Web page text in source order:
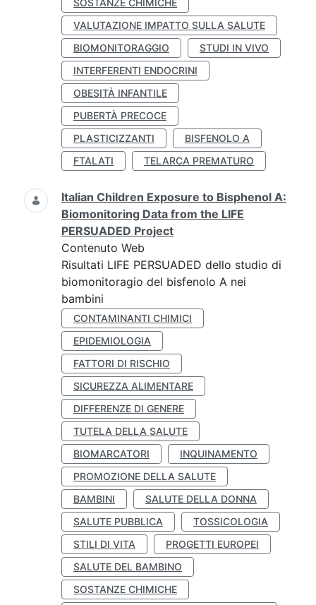
SOSTANZE CHIMICHE
VALUTAZIONE IMPATTO SULLA SALUTE
BIOMONITORAGGIO
STUDI IN VIVO
INTERFERENTI ENDOCRINI
OBESITÀ INFANTILE
PUBERTÀ PRECOCE
PLASTICIZZANTI
BISFENOLO A
FTALATI
TELARCA PREMATURO
Italian Children Exposure to Bisphenol A:
Biomonitoring Data from the LIFE
PERSUADED Project
Contenuto Web
Risultati LIFE PERSUADED dello studio di
biomonitoragio del bisfenolo A nei
bambini
CONTAMINANTI CHIMICI
EPIDEMIOLOGIA
FATTORI DI RISCHIO
SICUREZZA ALIMENTARE
DIFFERENZE DI GENERE
TUTELA DELLA SALUTE
BIOMARCATORI
INQUINAMENTO
PROMOZIONE DELLA SALUTE
BAMBINI
SALUTE DELLA DONNA
SALUTE PUBBLICA
TOSSICOLOGIA
STILI DI VITA
PROGETTI EUROPEI
SALUTE DEL BAMBINO
SOSTANZE CHIMICHE